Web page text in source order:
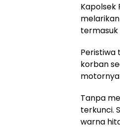
Kapolsek
termasuk
Peristiwa
korban
motornya
Tanpa
terkunci.
warna